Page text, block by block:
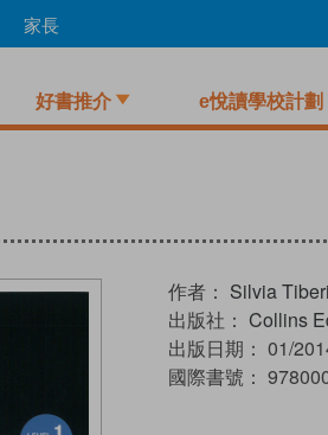
家長
好書推介 e悅讀學校計劃
作者： Silvia
出版社： Collins
出版日期： 01/
國際書號：